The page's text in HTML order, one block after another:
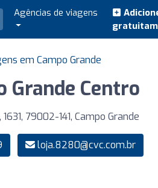
Agências de viagens
em Campo Grande
Grande Centro
79002-141, Campo Grande
loja.8280@cvc.com.br